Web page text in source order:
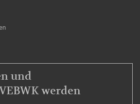
und
werden